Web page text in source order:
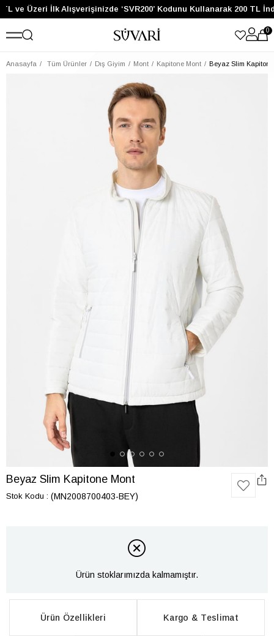
ve Üzeri İlk Alışverişinizde ‘SVR200’ Kodunu Kullanarak 200 TL
0
Anasayfa Tüm Ürünler Dış Giyim Mont Kapitone Mont Beyaz Slim
Beyaz Slim Kapitone Mont
Stok Kodu (MN2008700403-BEY)
Ürün stoklarımızda kalmamıştır.
Ürün Özellikleri Kargo & Teslimat